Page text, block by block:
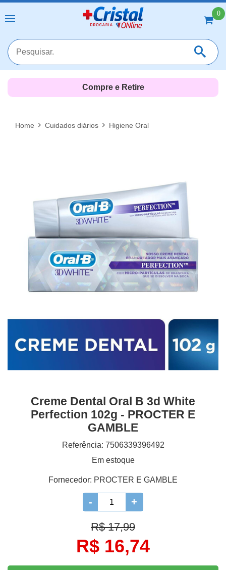
0
Compre e Retire
Home Cuidados diários Higiene Oral
Creme Dental Oral B 3d White
Perfection 102g - PROCTER E
GAMBLE
Referência: 7506339396492
Em estoque
Fornecedor: PROCTER E GAMBLE
- +
R$ 17,99
R$ 16,74